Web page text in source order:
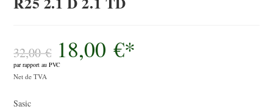
32,00€
Le
prix
initial
était :
18,00€*
par rapport au PVC
Le
actuel
Net de TVA
Sasic